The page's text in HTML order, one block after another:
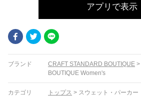
アプリで表示
FacebookTwitter
ブランド CRAFT STANDARD BOUTIQUE >
BOUTIQUE Women's
カテゴリ トップス > スウェット・パーカー